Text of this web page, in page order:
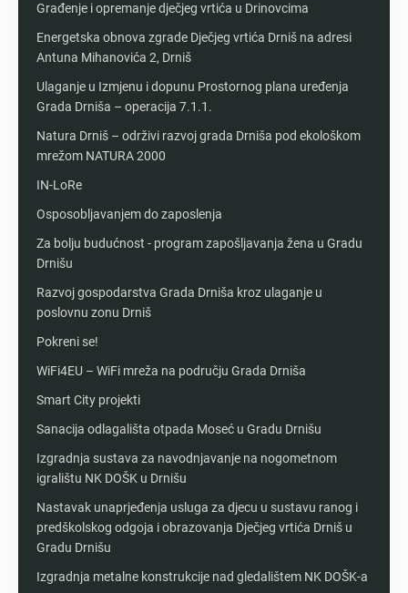
Građenje i opremanje dječjeg vrtića u Drinovcima
Energetska obnova zgrade Dječjeg vrtića Drniš na adresi
Antuna Mihanovića 2, Drniš
Ulaganje u Izmjenu i dopunu Prostornog plana uređenja
Grada Drniša – operacija 7.1.1.
Natura Drniš – održivi razvoj grada Drniša pod ekološkom
mrežom NATURA 2000
IN-LoRe
Osposobljavanjem do zaposlenja
Za bolju budućnost - program zapošljavanja žena u Gradu
Drnišu
Razvoj gospodarstva Grada Drniša kroz ulaganje u
poslovnu zonu Drniš
Pokreni se!
WiFi4EU – WiFi mreža na području Grada Drniša
Smart City projekti
Sanacija odlagališta otpada Moseć u Gradu Drnišu
Izgradnja sustava za navodnjavanje na nogometnom
igralištu NK DOŠK u Drnišu
Nastavak unaprjeđenja usluga za djecu u sustavu ranog i
predškolskog odgoja i obrazovanja Dječjeg vrtića Drniš u
Gradu Drnišu
Izgradnja metalne konstrukcije nad gledalištem NK DOŠK-a